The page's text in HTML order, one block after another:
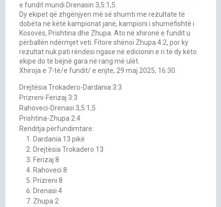
e fundit mundi Drenasin 3,5:1,5.
Dy ekipet që zhgënjyen më së shumti me rezultate të
dobëta në këtë kampionat janë, kampioni i shumëfishtë i
Kosovës, Prishtina dhe Zhupa. Ato në xhironë e fundit u
përballën ndërmjet veti. Fitore shënoi Zhupa 4:2, por ky
rezultat nuk pati rëndësi ngase në edicionin e ri të dy këto
ekipe do të bëjnë gara në rang më ulët.
Xhiroja e 7-të/e fundit/ e enjte, 29 maj 2025, 16:30.
Drejtësia Trokadero-Dardania 3:3
Prizreni-Ferizaj 3:3
Rahoveci-Drenasi 3,5:1,5
Prishtina-Zhupa 2:4
Renditja përfundimtare:
Dardania 13 pikë
Drejtësia Trokadero 13
Ferizaj 8
Rahoveci 8
Prizreni 8
Drenasi 4
Zhupa 2